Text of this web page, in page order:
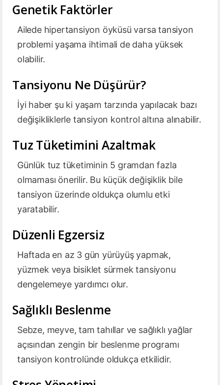
Genetik Faktörler
Ailede hipertansiyon öyküsü varsa tansiyon
problemi yaşama ihtimali de daha yüksek
olabilir.
Tansiyonu Ne Düşürür?
İyi haber şu ki yaşam tarzında yapılacak bazı
değişikliklerle tansiyon kontrol altına alınabilir.
Tuz Tüketimini Azaltmak
Günlük tuz tüketiminin 5 gramdan fazla
olmaması önerilir. Bu küçük değişiklik bile
tansiyon üzerinde oldukça olumlu etki
yaratabilir.
Düzenli Egzersiz
Haftada en az 3 gün yürüyüş yapmak,
yüzmek veya bisiklet sürmek tansiyonu
dengelemeye yardımcı olur.
Sağlıklı Beslenme
Sebze, meyve, tam tahıllar ve sağlıklı yağlar
açısından zengin bir beslenme programı
tansiyon kontrolünde oldukça etkilidir.